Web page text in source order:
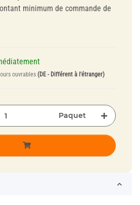
minimum de commande de
ouvrables (DE - Différent à l'étranger)
Paquet